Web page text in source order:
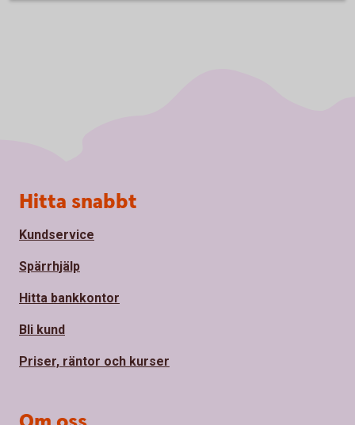
Sidfot
Hitta snabbt
Kundservice
Spärrhjälp
Hitta bankkontor
Bli kund
Priser, räntor och kurser